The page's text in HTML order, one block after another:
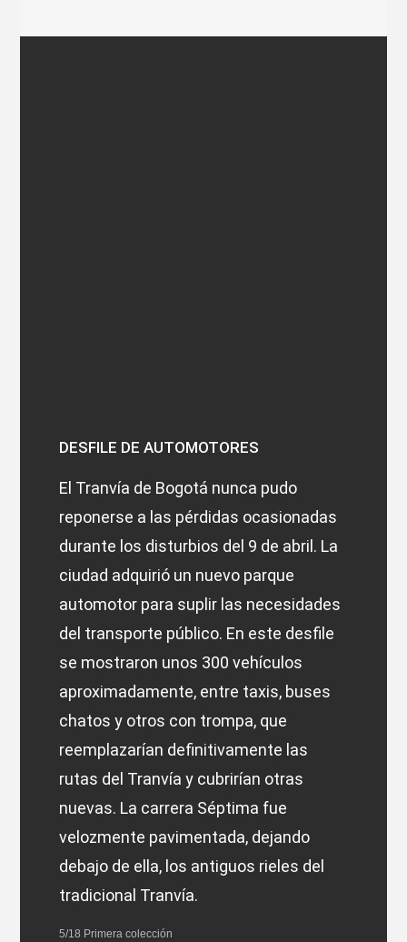
DESFILE DE AUTOMOTORES
El Tranvía de Bogotá nunca pudo
reponerse a las pérdidas ocasionadas
durante los disturbios del 9 de abril. La
ciudad adquirió un nuevo parque
automotor para suplir las necesidades
del transporte público. En este desfile
se mostraron unos 300 vehículos
aproximadamente, entre taxis, buses
chatos y otros con trompa, que
reemplazarían definitivamente las
rutas del Tranvía y cubrirían otras
nuevas. La carrera Séptima fue
velozmente pavimentada, dejando
debajo de ella, los antiguos rieles del
tradicional Tranvía.
5/18 Primera colección